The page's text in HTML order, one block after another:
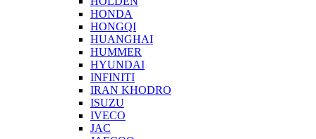
HONDA
HONGQI
HUANGHAI
HUMMER
HYUNDAI
INFINITI
IRAN KHODRO
ISUZU
IVECO
JAC